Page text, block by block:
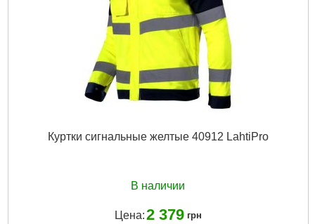
Куртки сигнальные желтые 40912 LahtiPro
В наличии
Цена:2 379 грн